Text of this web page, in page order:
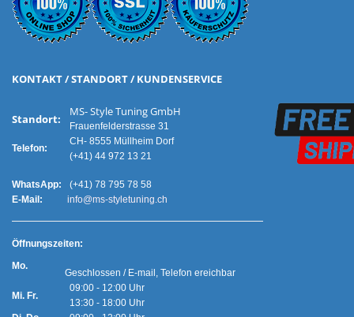
KONTAKT / STANDORT / KUNDENSERVICE
Standort:
Telefon:
MS- Style Tuning GmbH
Frauenfelderstrasse 31
CH- 8555 Müllheim Dorf
(+41) 44 972 13 21
WhatsApp:
(+41) 78 795 78 58
E-Mail:
info@ms-styletuning.ch
Öffnungszeiten:
Mo.
Mi. Fr.
Geschlossen / E-mail, Telefon ereichbar
09:00 - 12:00 Uhr
13:30 - 18:00 Uhr